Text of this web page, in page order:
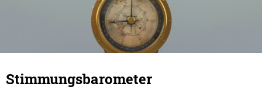
Stimmungsbarometer